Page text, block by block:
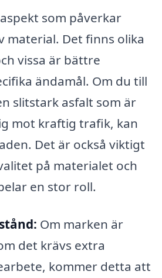
som påverkar
material. Det finns olika
vissa är bättre
ändamål. Om du till
slitstark asfalt som är
mot kraftig trafik, kan
Det är också viktigt
på materialet och
en stor roll.
Om marken är
det krävs extra
kommer detta att